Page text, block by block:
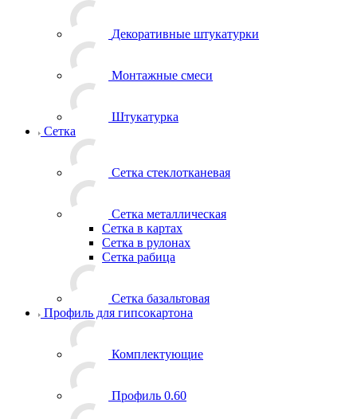
Декоративные штукатурки
Монтажные смеси
Штукатурка
Сетка
Сетка стеклотканевая
Сетка металлическая
Сетка в картах
Сетка в рулонах
Сетка рабица
Сетка базальтовая
Профиль для гипсокартона
Комплектующие
Профиль 0.60